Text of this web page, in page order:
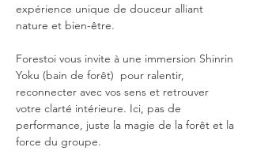
expérience unique de douceur alliant
nature et bien-être.
Forestoi vous invite à une immersion Shinrin
Yoku (bain de forêt)  pour ralentir,
reconnecter avec vos sens et retrouver
votre clarté intérieure. Ici, pas de
performance, juste la magie de la forêt et la
force du groupe.